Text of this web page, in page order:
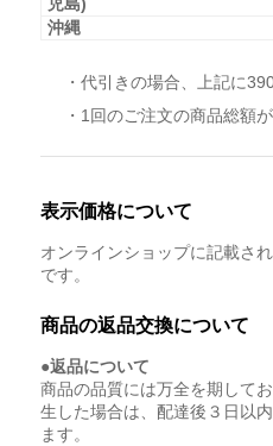
沖縄
・代引きの場合、上記に
・1回のご注文の商品総額
表示価格について
オンラインショップに記載さ
です。
商品の返品交換について
●返品について
商品の品質には万全を期して
生した場合は、配達後３日以
ます。